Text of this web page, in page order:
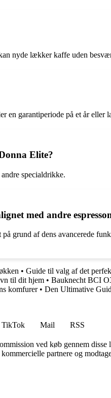
nyde lækker kaffe uden
en garantiperiode på et år eller
Elite?
specialdrikke.
med andre
grund af dens avancerede
• Guide til valg af det
til dit hjem • Bauknecht BCI
komfurer• Den Ultimative
TikTok Mail
RSS
ved køb gennem disse
partnere og